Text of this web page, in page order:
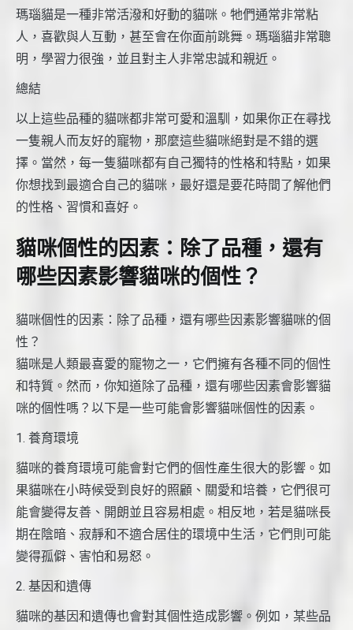
瑪瑙貓是一種非常活潑和好動的貓咪。牠們通常非常粘
人，喜歡與人互動，甚至會在你面前跳舞。瑪瑙貓非常聰
明，學習力很強，並且對主人非常忠誠和親近。
總結
以上這些品種的貓咪都非常可愛和溫馴，如果你正在尋找
一隻親人而友好的寵物，那麼這些貓咪絕對是不錯的選
擇。當然，每一隻貓咪都有自己獨特的性格和特點，如果
你想找到最適合自己的貓咪，最好還是要花時間了解他們
的性格、習慣和喜好。
貓咪個性的因素：除了品種，還有
哪些因素影響貓咪的個性？
貓咪個性的因素：除了品種，還有哪些因素影響貓咪的個
性？
貓咪是人類最喜愛的寵物之一，它們擁有各種不同的個性
和特質。然而，你知道除了品種，還有哪些因素會影響貓
咪的個性嗎？以下是一些可能會影響貓咪個性的因素。
1. 養育環境
貓咪的養育環境可能會對它們的個性產生很大的影響。如
果貓咪在小時候受到良好的照顧、關愛和培養，它們很可
能會變得友善、開朗並且容易相處。相反地，若是貓咪長
期在陰暗、寂靜和不適合居住的環境中生活，它們則可能
變得孤僻、害怕和易怒。
2. 基因和遺傳
貓咪的基因和遺傳也會對其個性造成影響。例如，某些品